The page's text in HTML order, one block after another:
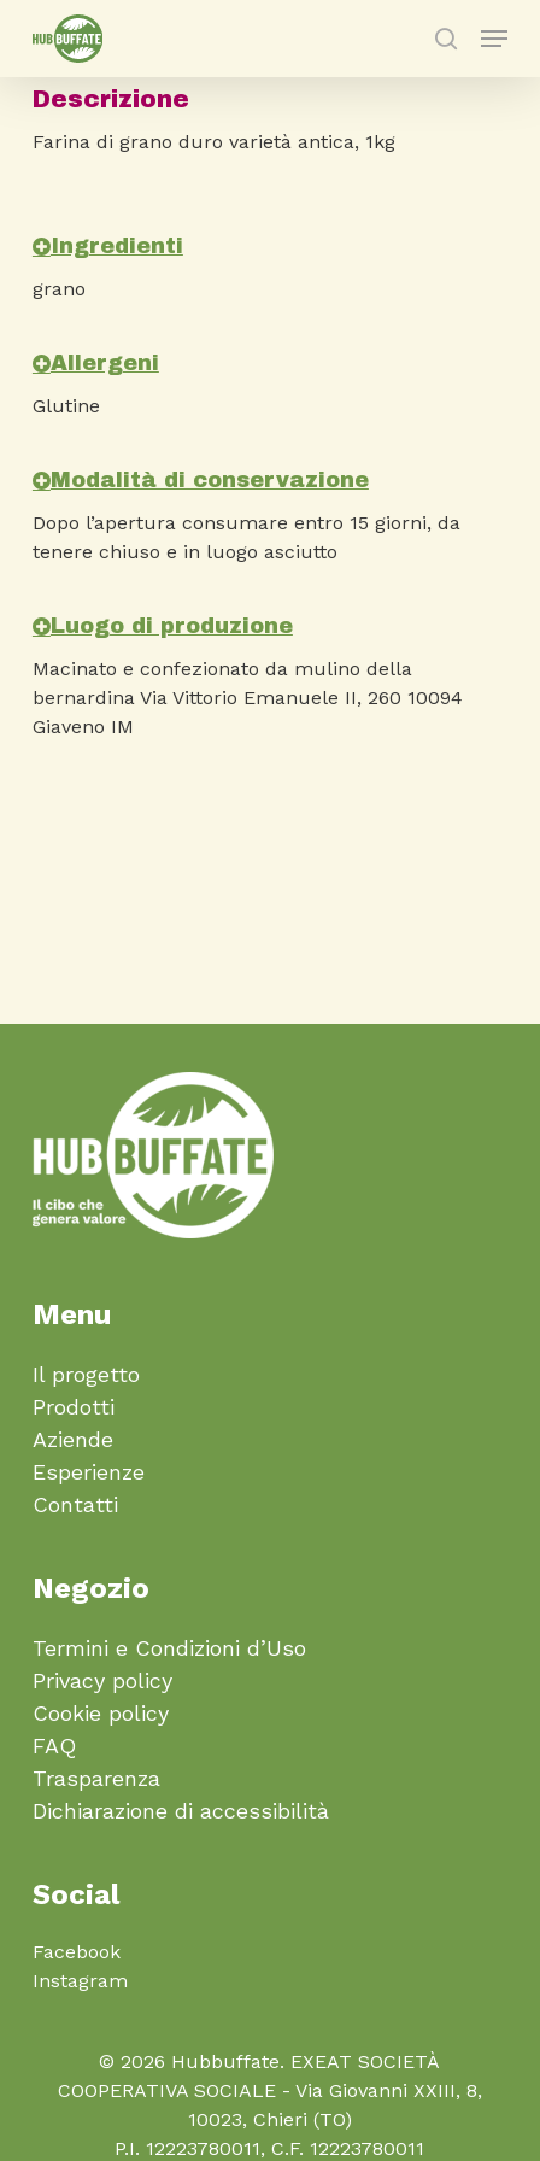
content
search
Menu
Descrizione
Farina di grano duro varietà antica, 1kg
Ingredienti
grano
Allergeni
Glutine
Modalità di conservazione
Dopo l’apertura consumare entro 15 giorni, da
tenere chiuso e in luogo asciutto
Luogo di produzione
Macinato e confezionato da mulino della
bernardina Via Vittorio Emanuele II, 260 10094
Giaveno IM
Menu
Il progetto
Prodotti
Aziende
Esperienze
Contatti
Negozio
Termini e Condizioni d’Uso
Privacy policy
Cookie policy
FAQ
Trasparenza
Dichiarazione di accessibilità
Social
Facebook
Instagram
© 2026 Hubbuffate. EXEAT SOCIETÀ
COOPERATIVA SOCIALE - Via Giovanni XXIII, 8,
10023, Chieri (TO)
P.I. 12223780011, C.F. 12223780011